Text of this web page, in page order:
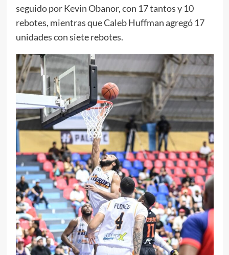
seguido por Kevin Obanor, con 17 tantos y 10
rebotes, mientras que Caleb Huffman agregó 17
unidades con siete rebotes.